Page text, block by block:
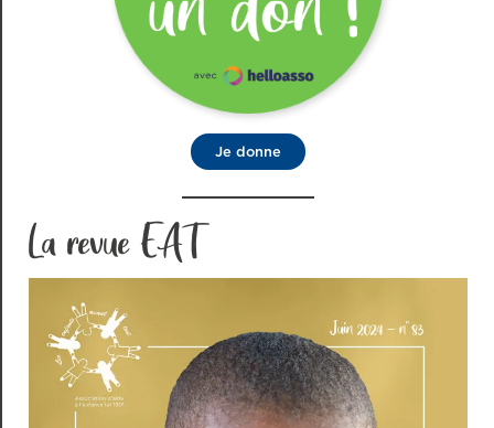
Je donne
La revue EAT